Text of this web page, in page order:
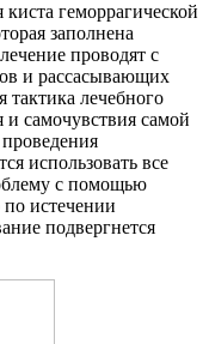
геморрагической
заполнена
проводят с
и рассасывающих
тактика лечебного
и самочувствия самой
использовать все
с помощью
истечении
подвергнется